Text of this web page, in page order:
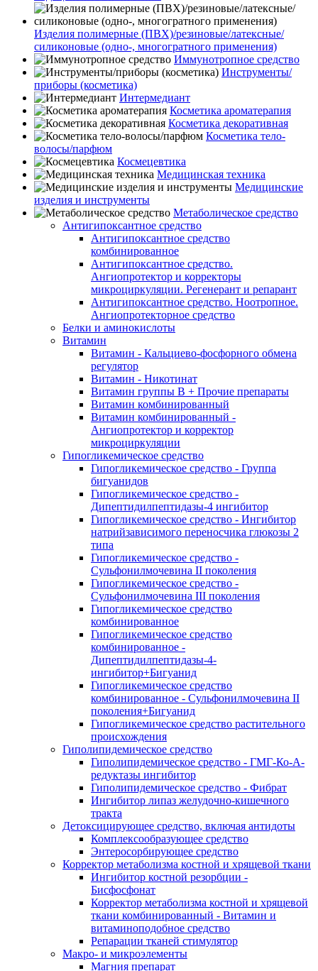
Изделия полимерные (ПВХ)/резиновые/латексные/
силиконовые (одно-, многогратного применения)
Иммунотропное средство
Инструменты/
приборы (косметика)
Интермедиант
Косметика ароматерапия
Косметика декоративная
Косметика тело-
волосы/парфюм
Космецевтика
Медицинская техника
Медицинские
изделия и инструменты
Метаболическое средство
Антигипоксантное средство
Антигипоксантное средство
комбинированное
Антигипоксантное средство.
Ангиопротектор и корректоры
микроциркуляции. Регенерант и репарант
Антигипоксантное средство. Ноотропное.
Ангиопротекторное средство
Белки и аминокислоты
Витамин
Витамин - Кальциево-фосфорного обмена
регулятор
Витамин - Никотинат
Витамин группы B + Прочие препараты
Витамин комбинированный
Витамин комбинированный -
Ангиопротектор и корректор
микроциркуляции
Гипогликемическое средство
Гипогликемическое средство - Группа
бигуанидов
Гипогликемическое средство -
Дипептидилпептидазы-4 ингибитор
Гипогликемическое средство - Ингибитор
натрийзависимого переносчика глюкозы 2
типа
Гипогликемическое средство -
Сульфонилмочевина II поколения
Гипогликемическое средство -
Сульфонилмочевина III поколения
Гипогликемическое средство
комбинированное
Гипогликемическое средство
комбинированное -
Дипептидилпептидазы-4-
ингибитор+Бигуанид
Гипогликемическое средство
комбинированное - Сульфонилмочевина II
поколения+Бигуанид
Гипогликемическое средство растительного
происхождения
Гиполипидемическое средство
Гиполипидемическое средство - ГМГ-Ко-А-
редуктазы ингибитор
Гиполипидемическое средство - Фибрат
Ингибитор липаз желудочно-кишечного
тракта
Детоксицирующее средство, включая антидоты
Комплексообразующее средство
Энтеросорбирующее средство
Корректор метаболизма костной и хрящевой ткани
Ингибитор костной резорбции -
Бисфосфонат
Корректор метаболизма костной и хрящевой
ткани комбинированный - Витамин и
витаминоподобное средство
Репарации тканей стимулятор
Макро- и микроэлементы
Магния препарат